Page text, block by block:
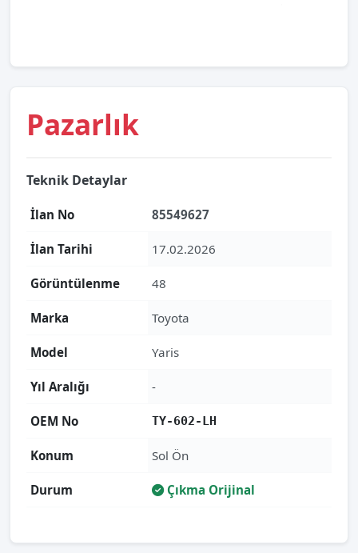
Pazarlık
Teknik Detaylar
İlan No 85549627
İlan Tarihi 17.02.2026
Görüntülenme 48
Marka Toyota
Model Yaris
Yıl Aralığı -
OEM No TY-602-LH
Konum Sol Ön
Durum Çıkma Orijinal